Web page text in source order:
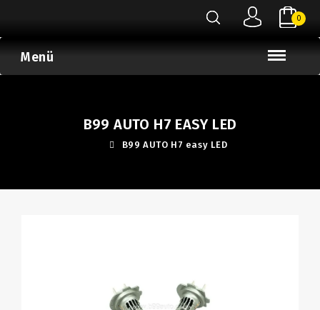
0
Menü
B99 AUTO H7 EASY LED
B99 AUTO H7 easy LED